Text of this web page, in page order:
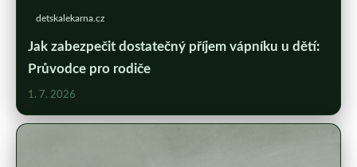
detskalekarna.cz
Jak zabezpečit dostatečný příjem vápníku u dětí:
Průvodce pro rodiče
1. 7. 2026